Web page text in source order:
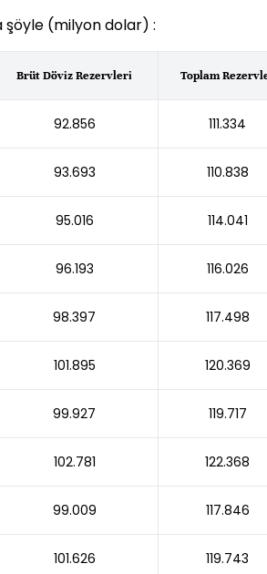
şöyle (milyon dolar) :
Brüt Döviz Rezervleri Toplam
92.856 111.334
93.693 110.838
95.016 114.041
96.193 116.026
98.397 117.498
101.895 120.369
99.927 119.717
102.781 122.368
99.009 117.846
101.626 119.743